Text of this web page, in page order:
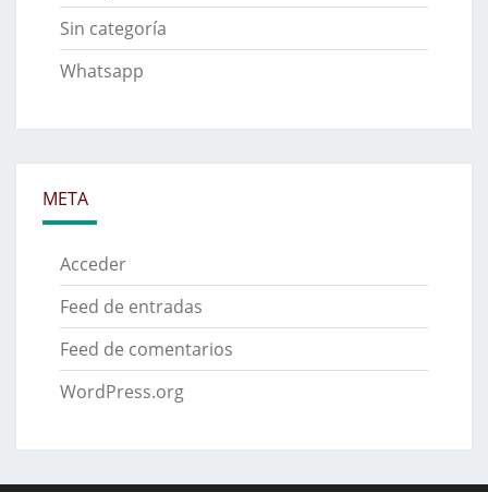
Sin categoría
Whatsapp
META
Acceder
Feed de entradas
Feed de comentarios
WordPress.org